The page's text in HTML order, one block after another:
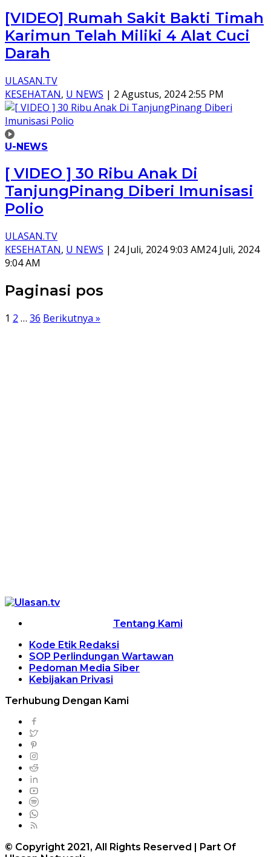
[VIDEO] Rumah Sakit Bakti Timah
Karimun Telah Miliki 4 Alat Cuci
Darah
ULASAN.TV
KESEHATAN, U NEWS | 2 Agustus, 2024 2:55 PM
U-NEWS
[ VIDEO ] 30 Ribu Anak Di
TanjungPinang Diberi Imunisasi
Polio
ULASAN.TV
KESEHATAN, U NEWS | 24 Juli, 2024 9:03 AM24 Juli, 2024
9:04 AM
Paginasi pos
1 2 … 36 Berikutnya »
Tentang Kami
Kode Etik Redaksi
SOP Perlindungan Wartawan
Pedoman Media Siber
Kebijakan Privasi
Terhubung Dengan Kami
© Copyright 2021, All Rights Reserved | Part Of